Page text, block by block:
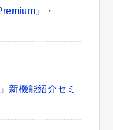
』・
新機能紹介セミ